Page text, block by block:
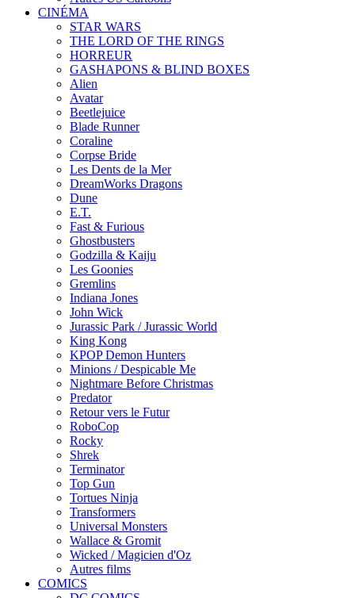
CINÉMA
STAR WARS
THE LORD OF THE RINGS
HORREUR
GASHAPONS & BLIND BOXES
Alien
Avatar
Beetlejuice
Blade Runner
Coraline
Corpse Bride
Les Dents de la Mer
DreamWorks Dragons
Dune
E.T.
Fast & Furious
Ghostbusters
Godzilla & Kaiju
Les Goonies
Gremlins
Indiana Jones
John Wick
Jurassic Park / Jurassic World
King Kong
KPOP Demon Hunters
Minions / Despicable Me
Nightmare Before Christmas
Predator
Retour vers le Futur
RoboCop
Rocky
Shrek
Terminator
Top Gun
Tortues Ninja
Transformers
Universal Monsters
Wallace & Gromit
Wicked / Magicien d'Oz
Autres films
COMICS